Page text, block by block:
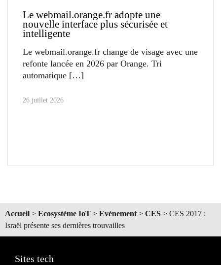
Le webmail.orange.fr adopte une
nouvelle interface plus sécurisée et
intelligente
Le webmail.orange.fr change de visage avec une
refonte lancée en 2026 par Orange. Tri
automatique
26 juillet 2026
Accueil > Ecosystème IoT > Evénement > CES > CES 2017 :
Israël présente ses dernières trouvailles
Sites tech